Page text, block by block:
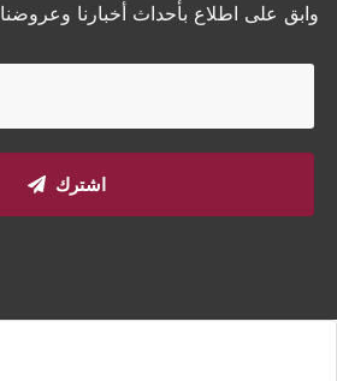
وابق على اطلاع بأحداث أخبارنا وعروضنا
اشترك